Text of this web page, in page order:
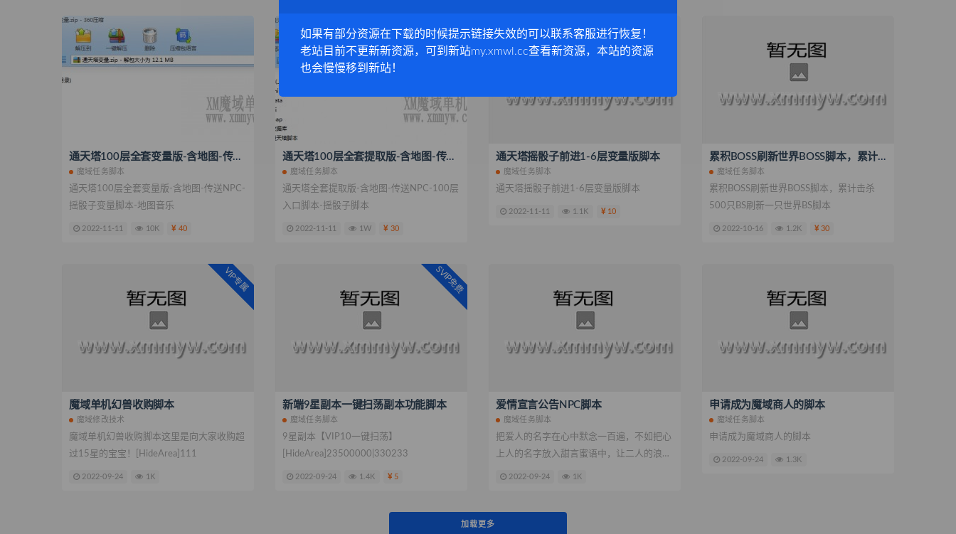
通天塔100层全套变量版-含地图-传送NPC-摇骰子变量脚本-地图音乐
魔域任务脚本
通天塔100层全套变量版-含地图-传送NPC-
摇骰子变量脚本-地图音乐
2022-11-11 10K 40
SVIP免费
通天塔100层全套提取版-含地图-传送NPC-100层入口脚本-摇骰子脚本
魔域任务脚本
通天塔全套提取版-含地图-传送NPC-100层
入口脚本-摇骰子脚本
2022-11-11 1W 30
通天塔摇骰子前进1-6层变量版脚本
魔域任务脚本
通天塔摇骰子前进1-6层变量版脚本
2022-11-11 1.1K 10
累积BOSS刷新世界BOSS脚本，累计击杀500只BS刷新一只世界BS脚本
魔域任务脚本
累积BOSS刷新世界BOSS脚本，累计击杀
500只BS刷新一只世界BS脚本
2022-10-16 1.2K 30
VIP专属
魔域单机幻兽收购脚本
魔域修改技术
魔域单机幻兽收购脚本这里是向大家收购超
过15星的宝宝！[HideArea]111
2022-09-24 1K
SVIP免费
新端9星副本一键扫荡副本功能脚本
魔域任务脚本
9星副本【VIP10一键扫荡】
[HideArea]23500000|330233
2022-09-24 1.4K 5
爱情宣言公告NPC脚本
魔域任务脚本
把爱人的名字在心中默念一百遍，不如把心
上人的名字放入甜言蜜语中，让二人的浪漫
2022-09-24 1K
申请成为魔域商人的脚本
魔域任务脚本
申请成为魔域商人的脚本
2022-09-24 1.3K
加载更多
如果有部分资源在下载的时候提示链接失效的可以联系客服进行恢复！
老站目前不更新新资源，可到新站my.xmwl.cc查看新资源，本站的资源
也会慢慢移到新站！